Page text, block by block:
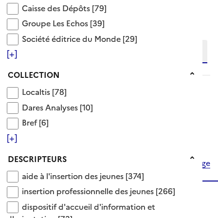
Caisse des Dépôts
Caisse des Dépôts [79]
Groupe Les Echos
Groupe Les Echos [39]
Société éditrice du Monde
Société éditrice du Monde [29]
[+]
Collection
COLLECTION
Localtis
Localtis [78]
Dares Analyses
Dares Analyses [10]
BrefBref[6]
[+]
Descripteurs
DESCRIPTEURS
aide à l'insertion des jeunes
aide à l'insertion des jeunes [374]
insertion professionnelle des jeunes
insertion professionnelle des jeunes [266]
dispositif d'accueil d'information et d'orientation
dispositif d'accueil d'information et
Ajouter le résultat au panier
Etendre la recherche sur
Précédente
36
Haut de page
RÉPUBLIQUE